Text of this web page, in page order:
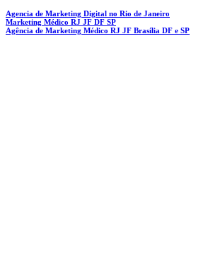
Agencia de Marketing Digital no Rio de Janeiro
Marketing Médico RJ JF DF SP
Agência de Marketing Médico RJ JF Brasília DF e SP